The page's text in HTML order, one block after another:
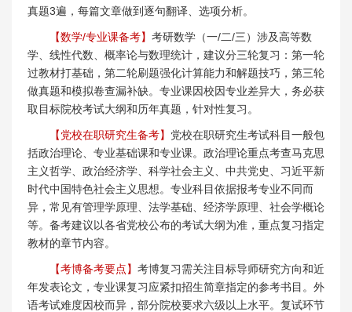
真题3遍，每篇文章做到逐句翻译、选项分析。
【数学/专业课备考】 考研数学（一/二/三）涉及高等数
学、线性代数、概率论与数理统计，建议分三轮复习：第一轮
过教材打基础，第二轮刷题强化计算能力和解题技巧，第三轮
做真题和模拟卷查漏补缺。专业课因校因专业差异大，务必获
取目标院校考试大纲和历年真题，针对性复习。
【党校在职研究生备考】 党校在职研究生考试科目一般包
括政治理论、专业基础课和专业课。政治理论重点考查马克思
主义哲学、政治经济学、科学社会主义、中共党史、习近平新
时代中国特色社会主义思想。专业科目依据报考专业不同而
异，常见有管理学原理、法学基础、经济学原理、社会学概论
等。备考建议以各省党校公布的考试大纲为准，重点复习指定
教材的章节内容。
【考博备考要点】 考博复习需关注目标导师研究方向和近
年发表论文，专业课复习应紧扣招生简章指定的参考书目。外
语考试难度因校而异，部分院校要求六级以上水平。复试环节